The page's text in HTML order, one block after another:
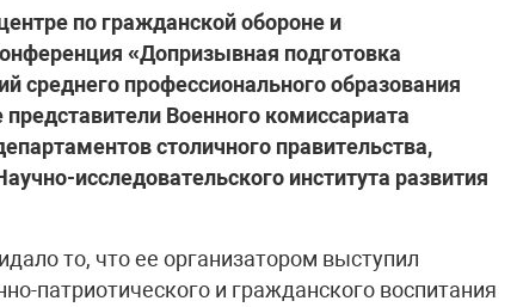
по гражданской обороне и
«Допризывная подготовка
среднего профессионального образования
Военного комиссариата
столичного правительства,
исследовательского института развития
то, что ее организатором выступил
патриотического и гражданского воспитания